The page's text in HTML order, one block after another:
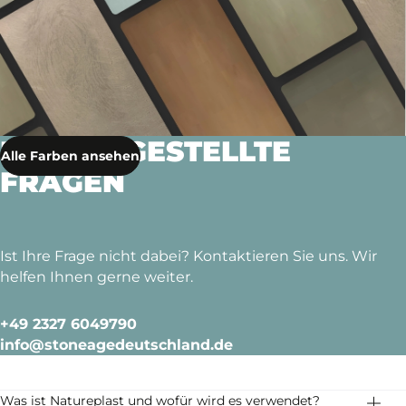
Alle Farben ansehen
HÄUFIG GESTELLTE
FRAGEN
Ist Ihre Frage nicht dabei? Kontaktieren Sie uns. Wir
helfen Ihnen gerne weiter.
+49 2327 6049790
info@stoneagedeutschland.de
Was ist Natureplast und wofür wird es verwendet?